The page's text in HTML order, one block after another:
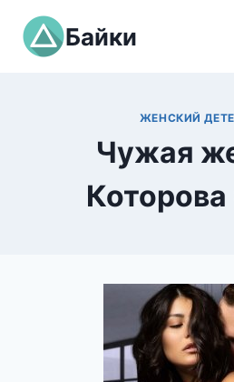
Перейти
содержимому
Байки
ЖЕНСКИЙ
Чужая
Которова